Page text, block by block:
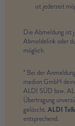
ist jederzeit
Die Abmeldung ist
Abmeldelink oder
möglich.
* Bei der
medion GmbH
ALDI SÜD bzw.
Übertragung
gelöscht. ALDI
entsprechend.